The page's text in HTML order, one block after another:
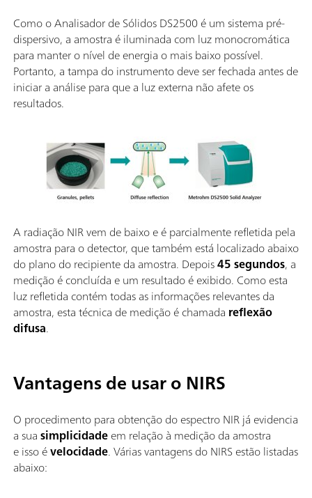
Como o Analisador de Sólidos DS2500 é um sistema pré-
dispersivo, a amostra é iluminada com luz monocromática
para manter o nível de energia o mais baixo possível.
Portanto, a tampa do instrumento deve ser fechada antes de
iniciar a análise para que a luz externa não afete os
resultados.
A radiação NIR vem de baixo e é parcialmente refletida pela
amostra para o detector, que também está localizado abaixo
do plano do recipiente da amostra. Depois45 segundos, a
medição é concluída e um resultado é exibido. Como esta
luz refletida contém todas as informações relevantes da
amostra, esta técnica de medição é chamada reflexão
difusa.
Vantagens de usar o NIRS
O procedimento para obtenção do espectro NIR já evidencia
a suasimplicidadeem relação à medição da amostra
e isso évelocidade. Várias vantagens do NIRS estão listadas
abaixo: